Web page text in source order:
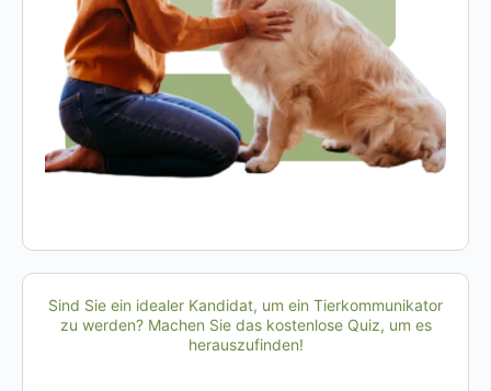
Sind Sie ein idealer Kandidat, um ein Tierkommunikator
zu werden? Machen Sie das kostenlose Quiz, um es
herauszufinden!